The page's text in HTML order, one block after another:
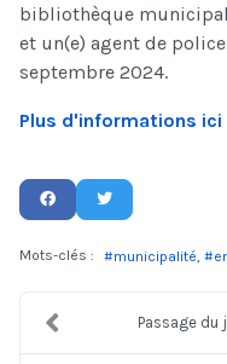
bibliothèque
et un(e) agent de
septembre 2024.
Plus d'informations ici
Mots-clés : municipalité
Passage du